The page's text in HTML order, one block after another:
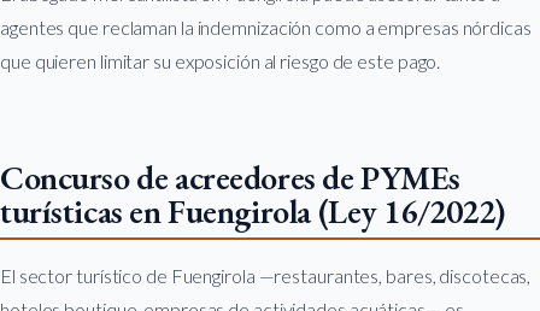
agentes que reclaman la indemnización como a empresas nórdicas
que quieren limitar su exposición al riesgo de este pago.
Concurso de acreedores de PYMEs
turísticas en Fuengirola (Ley 16/2022)
El sector turístico de Fuengirola —restaurantes, bares, discotecas,